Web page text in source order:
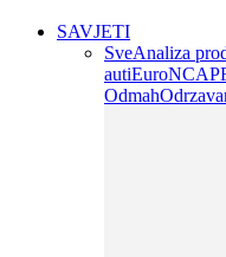
SAVJETI
SveAnaliza
autiEuroNCAP
Odmah